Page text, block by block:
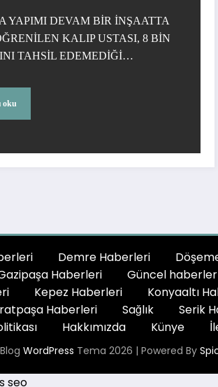
YAPIMI DEVAM BİR İNŞAATTA
KALIP USTASI, 8 BİN
TAHSİL EDEMEDİĞİ…
oku
Demre Haberleri
Haberleri Güncel haberler
Kepez Haberleri Konyaaltı
Haberleri Sağlık Serik
Hakkımızda Künye
WordPress Tema 2026 | Powered By
seo